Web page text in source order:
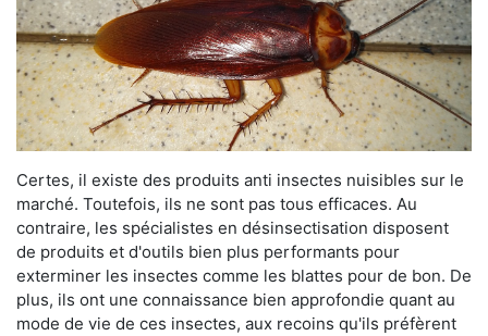
Certes, il existe des produits anti insectes nuisibles sur le
marché. Toutefois, ils ne sont pas tous efficaces. Au
contraire, les spécialistes en désinsectisation disposent
de produits et d'outils bien plus performants pour
exterminer les insectes comme les blattes pour de bon. De
plus, ils ont une connaissance bien approfondie quant au
mode de vie de ces insectes, aux recoins qu'ils préfèrent